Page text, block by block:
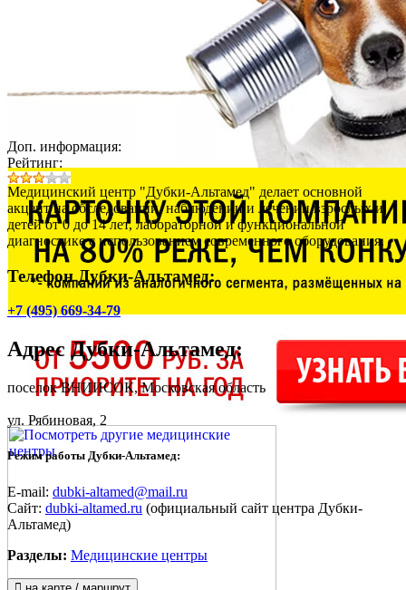
Доп. информация:
Рейтинг:
Медицинский центр "Дубки-Альтамед" делает основной
акцент на обследовании, наблюдении и лечении взрослых и
детей от 0 до 14 лет, лабораторной и функциональной
диагностике с использованием современного оборудования.
Телефон Дубки-Альтамед:
+7 (495) 669-34-79
Адрес Дубки-Альтамед:
поселок ВНИИСОК, Московская область
ул. Рябиновая, 2
Режим работы Дубки-Альтамед:
E-mail: dubki-altamed@mail.ru
Сайт: dubki-altamed.ru (официальный сайт центра Дубки-
Альтамед)
Разделы: Медицинские центры
на карте / маршрут